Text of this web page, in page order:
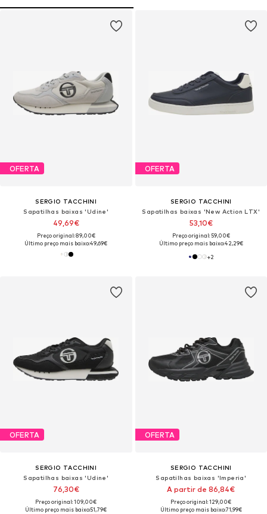
OFERTA
SERGIO TACCHINI
Sapatilhas baixas 'Udine'
49,69€
Preço original: 89,00€
Último preço mais baixo:49,69€
OFERTA
SERGIO TACCHINI
Sapatilhas baixas 'New Action LTX'
53,10€
Preço original: 59,00€
Último preço mais baixo:42,29€
+2
OFERTA
SERGIO TACCHINI
Sapatilhas baixas 'Udine'
76,30€
Preço original: 109,00€
Último preço mais baixo:51,79€
OFERTA
SERGIO TACCHINI
Sapatilhas baixas 'Imperia'
A partir de 86,84€
Preço original: 129,00€
Último preço mais baixo:71,99€